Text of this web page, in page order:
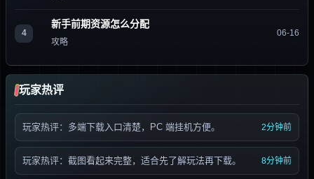
4
新手前期资源怎么分配
攻略
06-16
玩家热评
玩家热评：多端下载入口清楚，PC 端挂机方便。 2分钟前
玩家热评：截图看起来完整，适合先了解玩法再下载。 8分钟前